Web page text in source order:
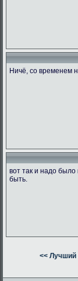
Ничё, со временем
вот так и надо
быть.
<<